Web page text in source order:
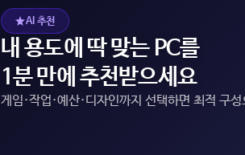
AI 추천
내 용도에 딱 맞는 PC를
1분 만에 추천받으세요
게임·작업·예산·디자인까지 선택하면 최적 구